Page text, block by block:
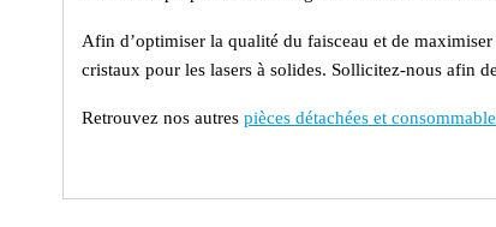
Afin d’optimiser la qualité du faisceau et de
cristaux pour les lasers à solides. Sollicitez-nous afin
Retrouvez nos autres pièces détachées et